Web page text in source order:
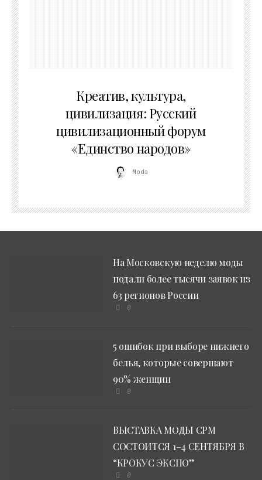
Креатив, культура,
цивилизация: Русский
цивилизационный форум
«Единство народов»
Moda
На Московскую неделю моды
подали более тысячи заявок из
63 регионов России
0
5 ошибок при выборе нижнего
белья, которые совершают
90% женщин
0
ВЫСТАВКА МОДЫ CPM
СОСТОИТСЯ 1–4 СЕНТЯБРЯ В
“КРОКУС ЭКСПО”
0